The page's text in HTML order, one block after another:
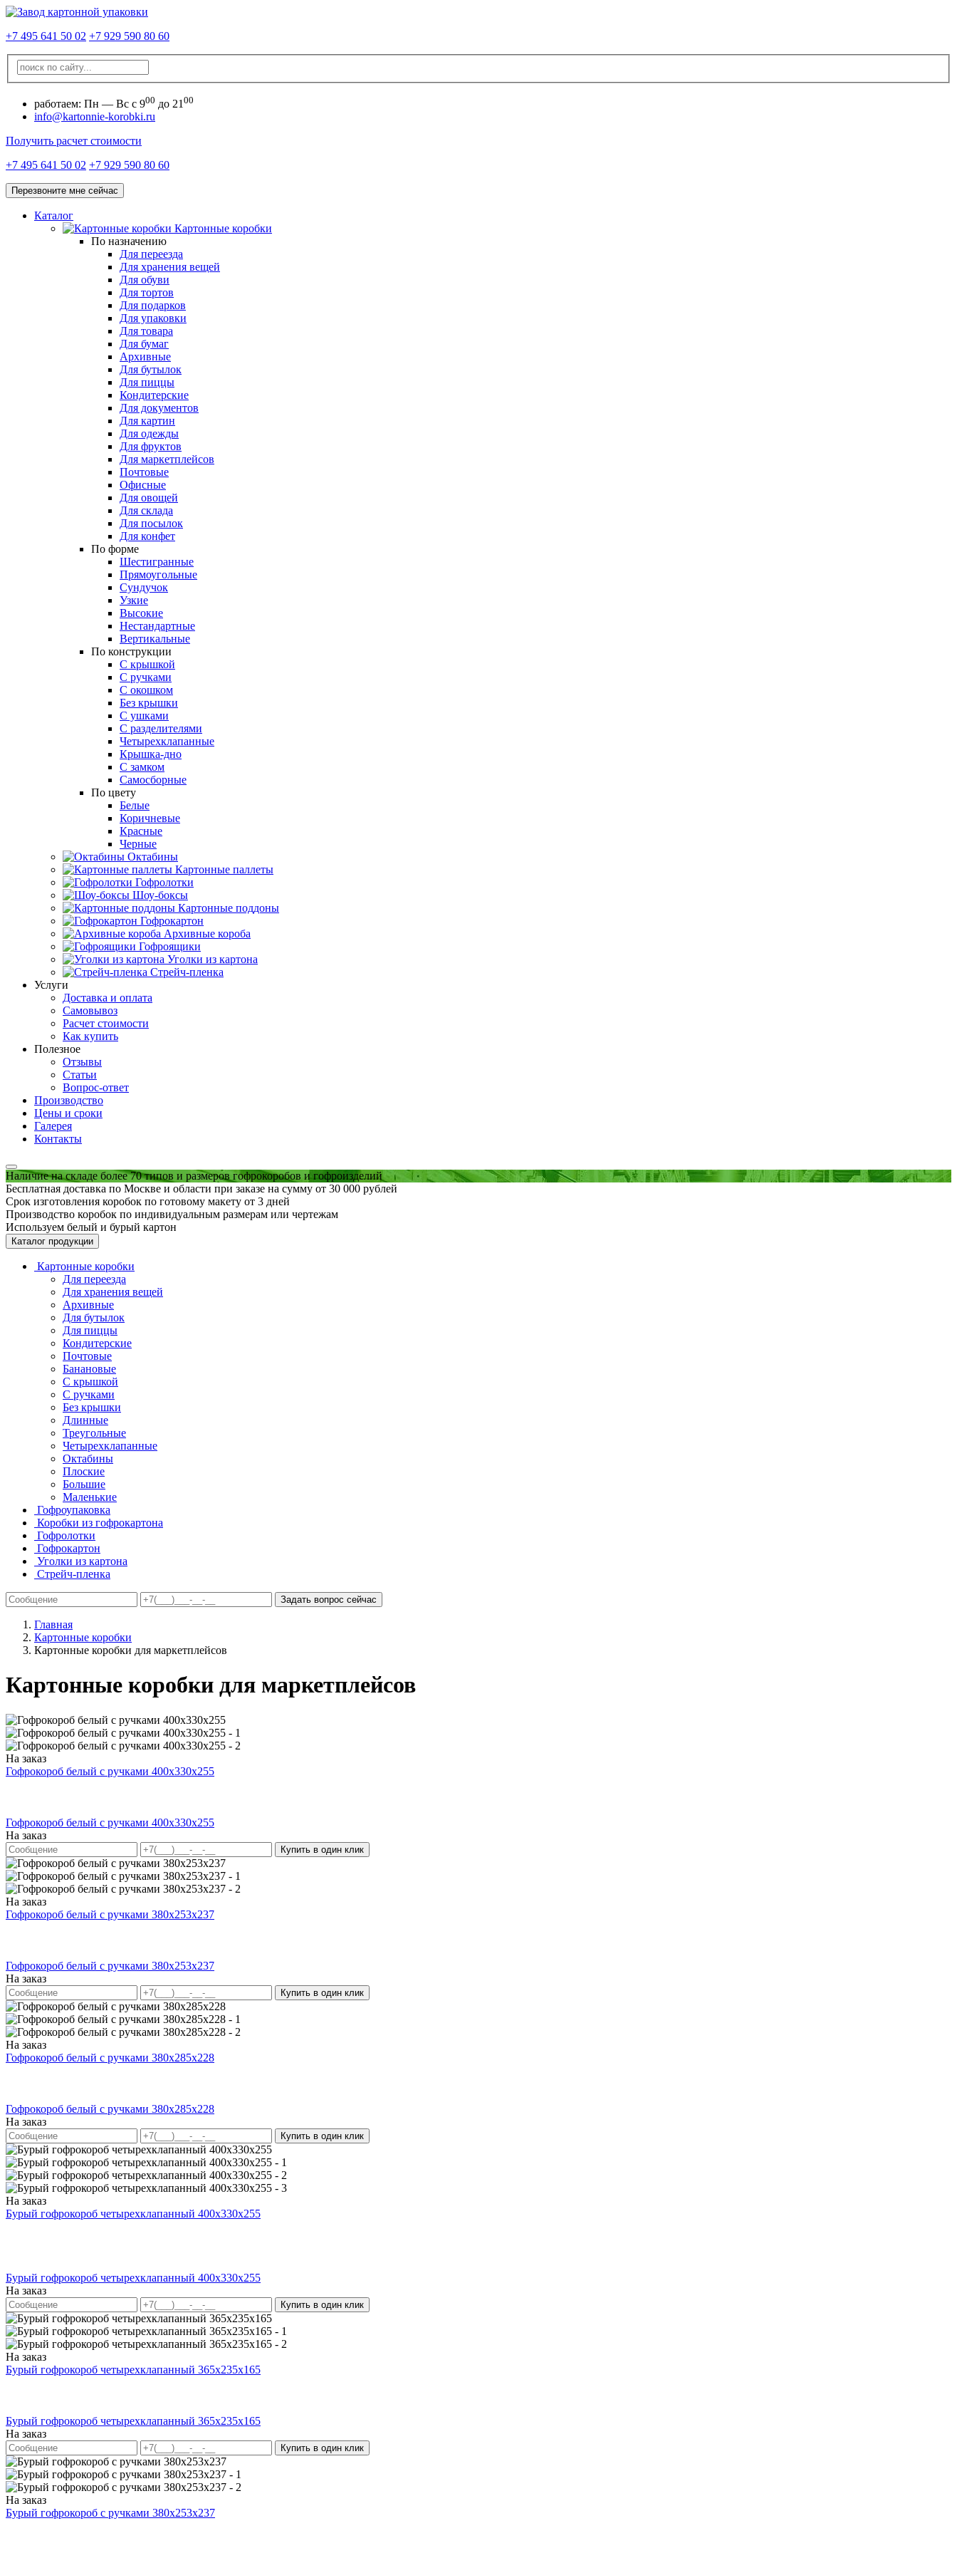
+7 495 641 50 02 +7 929 590 80 60
работаем: Пн — Вс с 900 до 21 00
info@kartonnie-korobki.ru
Получить расчет стоимости
+7 495 641 50 02 +7 929 590 80 60
Перезвоните мне сейчас
Каталог
Картонные коробки
По назначению
Для переезда
Для хранения вещей
Для обуви
Для тортов
Для подарков
Для упаковки
Для товара
Для бумаг
Архивные
Для бутылок
Для пиццы
Кондитерские
Для документов
Для картин
Для одежды
Для фруктов
Для маркетплейсов
Почтовые
Офисные
Для овощей
Для склада
Для посылок
Для конфет
По форме
Шестигранные
Прямоугольные
Сундучок
Узкие
Высокие
Нестандартные
Вертикальные
По конструкции
С крышкой
С ручками
С окошком
Без крышки
С ушками
С разделителями
Четырехклапанные
Крышка-дно
С замком
Самосборные
По цвету
Белые
Коричневые
Красные
Черные
Октабины
Картонные паллеты
Гофролотки
Шоу-боксы
Картонные поддоны
Гофрокартон
Архивные короба
Гофроящики
Уголки из картона
Стрейч-пленка
Услуги
Доставка и оплата
Самовывоз
Расчет стоимости
Как купить
Полезное
Отзывы
Статьи
Вопрос-ответ
Производство
Цены и сроки
Галерея
Контакты
Наличие на складе более 70 типов и размеров гофрокоробов и гофроизделий
Бесплатная доставка по Москве и области при заказе на сумму от 30 000 рублей
Срок изготовления коробок по готовому макету от 3 дней
Производство коробок по индивидуальным размерам или чертежам
Используем белый и бурый картон
Каталог продукции
Картонные коробки
Для переезда
Для хранения вещей
Архивные
Для бутылок
Для пиццы
Кондитерские
Почтовые
Банановые
С крышкой
С ручками
Без крышки
Длинные
Треугольные
Четырехклапанные
Октабины
Плоские
Большие
Маленькие
Гофроупаковка
Коробки из гофрокартона
Гофролотки
Гофрокартон
Уголки из картона
Стрейч-пленка
Задать вопрос сейчас
Главная
Картонные коробки
Картонные коробки для маркетплейсов
Картонные коробки для маркетплейсов
На заказ
Гофрокороб белый с ручками 400х330х255
Гофрокороб белый с ручками 400х330х255
На заказ
Купить в один клик
На заказ
Гофрокороб белый с ручками 380х253х237
Гофрокороб белый с ручками 380х253х237
На заказ
Купить в один клик
На заказ
Гофрокороб белый с ручками 380х285х228
Гофрокороб белый с ручками 380х285х228
На заказ
Купить в один клик
На заказ
Бурый гофрокороб четырехклапанный 400х330х255
Бурый гофрокороб четырехклапанный 400х330х255
На заказ
Купить в один клик
На заказ
Бурый гофрокороб четырехклапанный 365х235х165
Бурый гофрокороб четырехклапанный 365х235х165
На заказ
Купить в один клик
На заказ
Бурый гофрокороб с ручками 380х253х237